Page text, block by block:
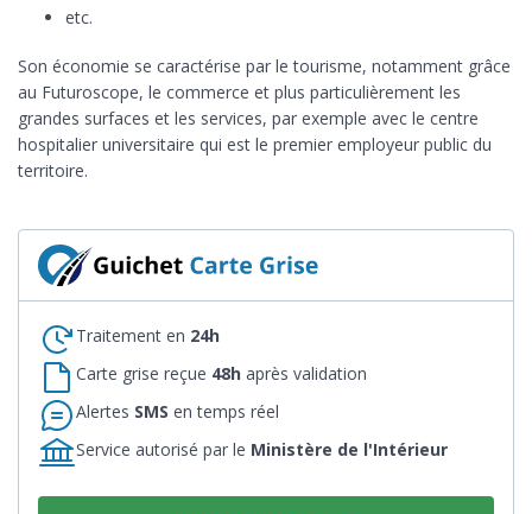
etc.
Son économie se caractérise par le tourisme, notamment grâce
au Futuroscope, le commerce et plus particulièrement les
grandes surfaces et les services, par exemple avec le centre
hospitalier universitaire qui est le premier employeur public du
territoire.
Traitement en 24h
Carte grise reçue 48h après validation
Alertes SMS en temps réel
Service autorisé par le Ministère de l'Intérieur